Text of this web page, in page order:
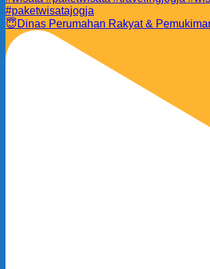
😇Dinas Perumahan Rakyat &